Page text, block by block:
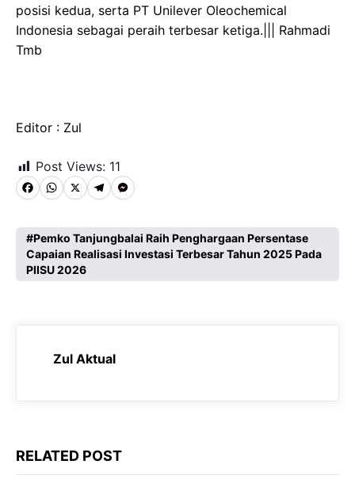
posisi kedua, serta PT Unilever Oleochemical
Indonesia sebagai peraih terbesar ketiga.||| Rahmadi
Tmb
Editor : Zul
Post Views: 11
F
c
e
o
W
a
t
A
p
X T
l
e
r
m
M
s
s
n
r
Pemko Tanjungbalai Raih Penghargaan Persentase
Capaian Realisasi Investasi Terbesar Tahun 2025 Pada
PIISU 2026
Zul Aktual
RELATED POST